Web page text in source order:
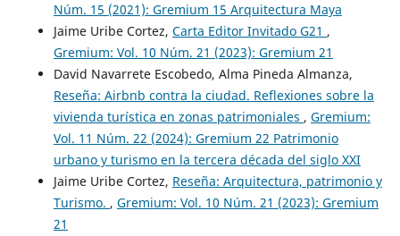
Núm. 15 (2021): Gremium 15 Arquitectura Maya
Jaime Uribe Cortez, Carta Editor Invitado G21 ,
Gremium: Vol. 10 Núm. 21 (2023): Gremium 21
David Navarrete Escobedo, Alma Pineda Almanza,
Reseña: Airbnb contra la ciudad. Reflexiones sobre la
vivienda turística en zonas patrimoniales , Gremium:
Vol. 11 Núm. 22 (2024): Gremium 22 Patrimonio
urbano y turismo en la tercera década del siglo XXI
Jaime Uribe Cortez, Reseña: Arquitectura, patrimonio y
Turismo. , Gremium: Vol. 10 Núm. 21 (2023): Gremium
21